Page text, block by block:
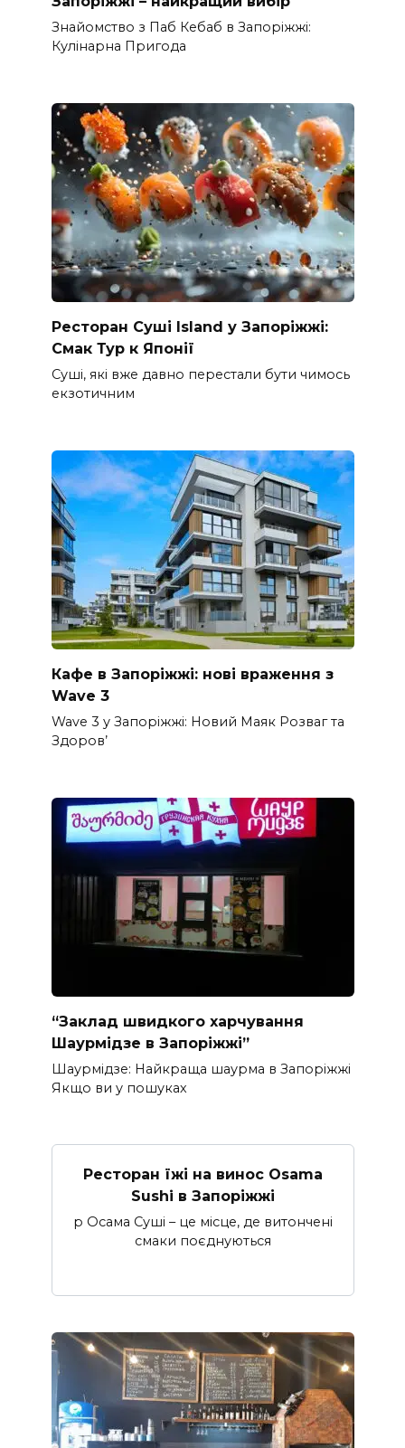
Знайомство з Паб Кебаб в Запоріжжі:
Кулінарна Пригода
Ресторан Суші Island у Запоріжжі:
Смак Тур к Японії
Суші, які вже давно перестали бути чимось
екзотичним
Кафе в Запоріжжі: нові враження з
Wave 3
Wave 3 у Запоріжжі: Новий Маяк Розваг та
Здоров’
“Заклад швидкого харчування
Шаурмідзе в Запоріжжі”
Шаурмідзе: Найкраща шаурма в Запоріжжі
Якщо ви у пошуках
Ресторан їжі на винос Osama
Sushi в Запоріжжі
p Осама Суші – це місце, де витончені
смаки поєднуються